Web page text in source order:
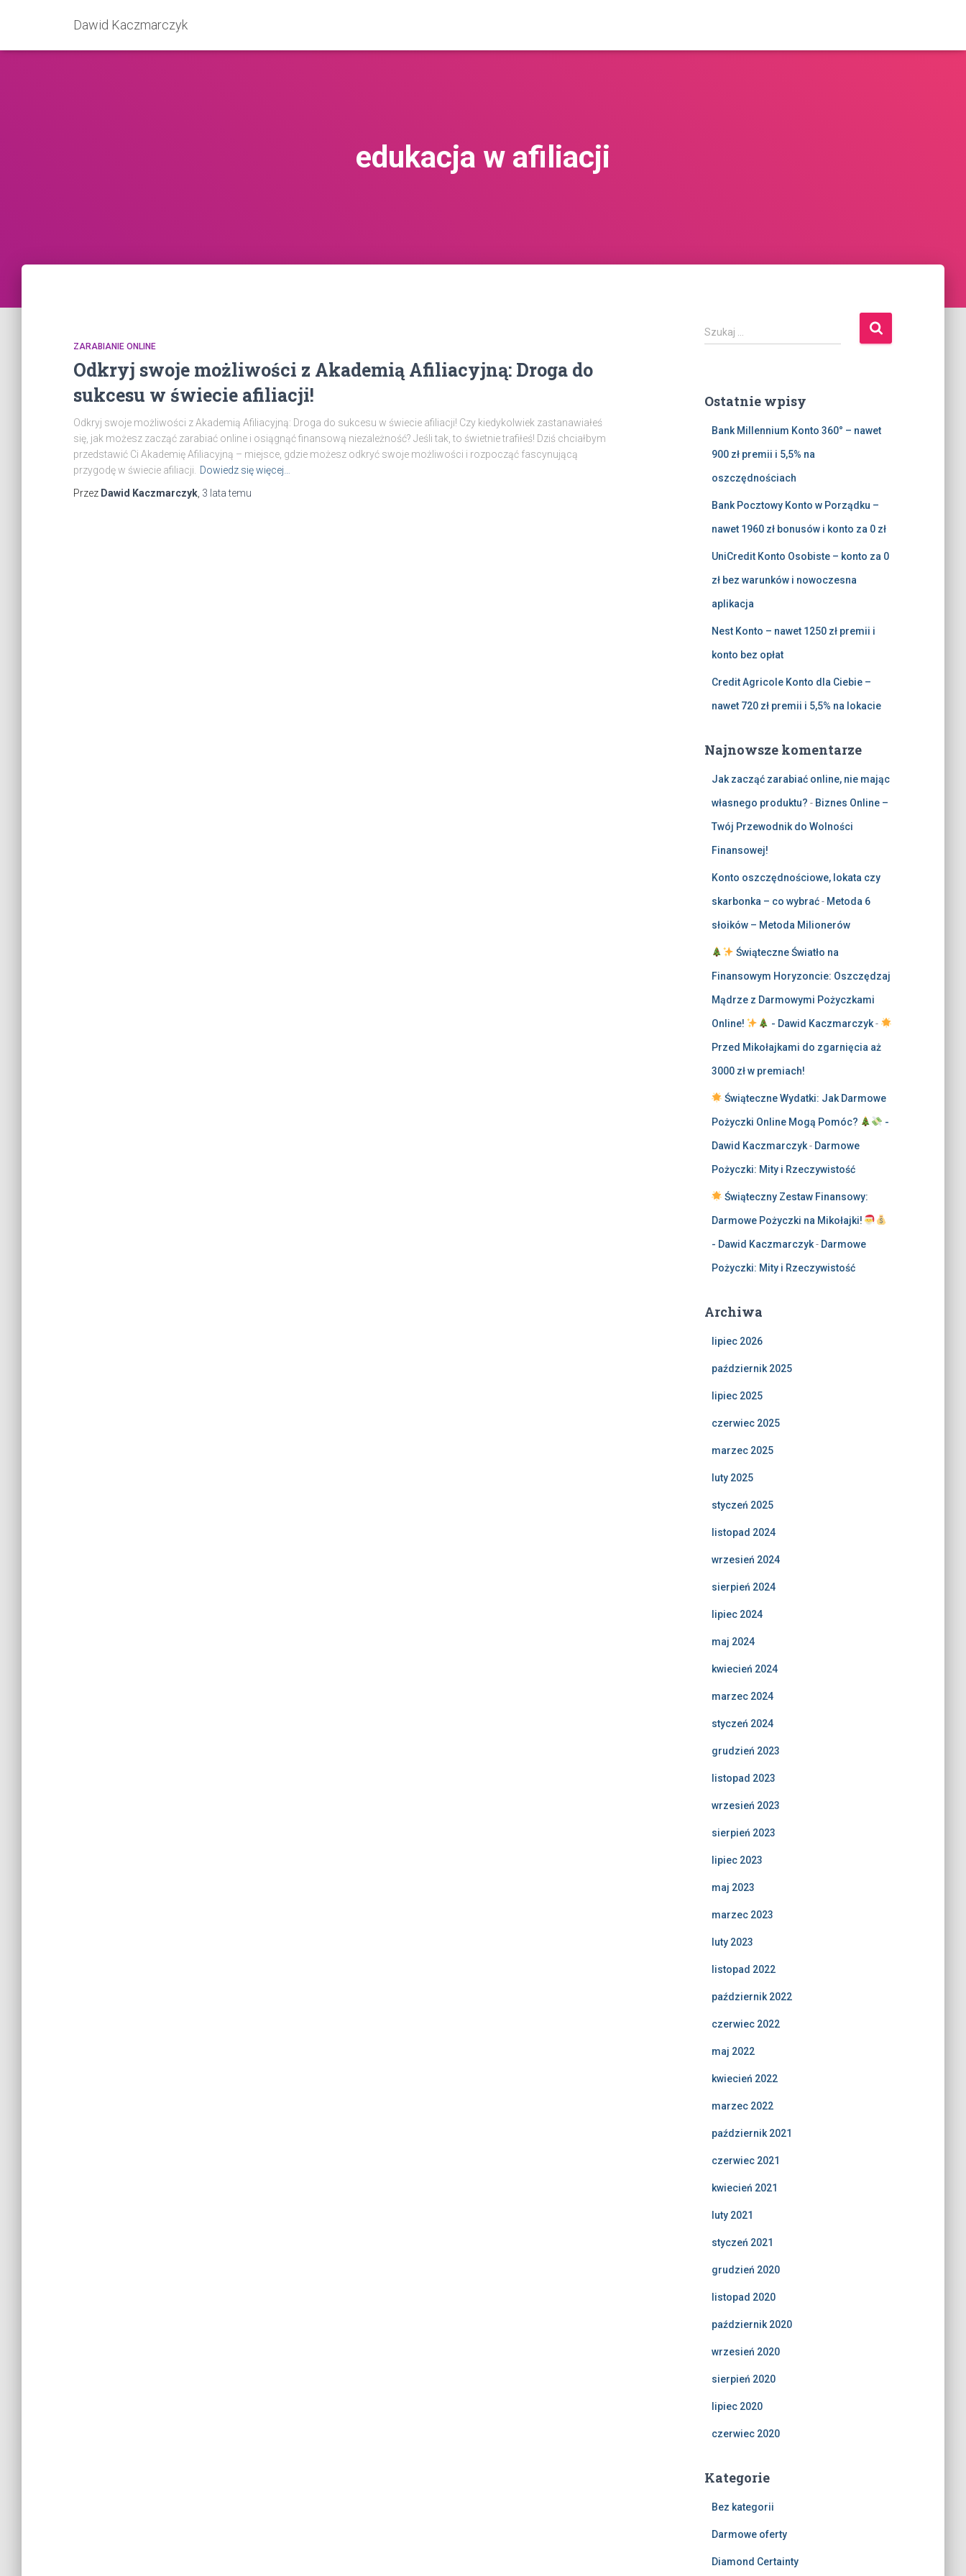
Dawid Kaczmarczyk
edukacja w afiliacji
ZARABIANIE ONLINE
Odkryj swoje możliwości z Akademią Afiliacyjną: Droga do
sukcesu w świecie afiliacji!
Odkryj swoje możliwości z Akademią Afiliacyjną: Droga do sukcesu w świecie afiliacji! Czy kiedykolwiek zastanawiałeś
się, jak możesz zacząć zarabiać online i osiągnąć finansową niezależność? Jeśli tak, to świetnie trafiłeś! Dziś chciałbym
przedstawić Ci Akademię Afiliacyjną – miejsce, gdzie możesz odkryć swoje możliwości i rozpocząć fascynującą
przygodę w świecie afiliacji.
Dowiedz się więcej…
Przez Dawid Kaczmarczyk 3 latatemu
S
z
j
Szukaj …
Ostatnie wpisy
Bank Millennium Konto 360° – nawet
900 zł premii i 5,5% na
oszczędnościach
Bank Pocztowy Konto w Porządku –
nawet 1960 zł bonusów i konto za 0 zł
UniCredit Konto Osobiste – konto za 0
zł bez warunków i nowoczesna
aplikacja
Nest Konto – nawet 1250 zł premii i
konto bez opłat
Credit Agricole Konto dla Ciebie –
nawet 720 zł premii i 5,5% na lokacie
Najnowsze komentarze
Jak zacząć zarabiać online, nie mając
własnego produktu? - Biznes Online –
Twój Przewodnik do Wolności
Finansowej!
Konto oszczędnościowe, lokata czy
skarbonka – co wybrać- Metoda 6
słoików – Metoda Milionerów
Świąteczne Światło na
Finansowym Horyzoncie: Oszczędzaj
Mądrze z Darmowymi Pożyczkami
Online! - Dawid Kaczmarczyk-
Przed Mikołajkami do zgarnięcia aż
3000 zł w premiach!
Świąteczne Wydatki: Jak Darmowe
Pożyczki Online Mogą Pomóc? -
Dawid Kaczmarczyk- Darmowe
Pożyczki: Mity i Rzeczywistość
Świąteczny Zestaw Finansowy:
Darmowe Pożyczki na Mikołajki!
- Dawid Kaczmarczyk- Darmowe
Pożyczki: Mity i Rzeczywistość
Archiwa
lipiec 2026
październik 2025
lipiec 2025
czerwiec 2025
marzec 2025
luty 2025
styczeń 2025
listopad 2024
wrzesień 2024
sierpień 2024
lipiec 2024
maj 2024
kwiecień 2024
marzec 2024
styczeń 2024
grudzień 2023
listopad 2023
wrzesień 2023
sierpień 2023
lipiec 2023
maj 2023
marzec 2023
luty 2023
listopad 2022
październik 2022
czerwiec 2022
maj 2022
kwiecień 2022
marzec 2022
październik 2021
czerwiec 2021
kwiecień 2021
luty 2021
styczeń 2021
grudzień 2020
listopad 2020
październik 2020
wrzesień 2020
sierpień 2020
lipiec 2020
czerwiec 2020
Kategorie
Bez kategorii
Darmowe oferty
Diamond Certainty